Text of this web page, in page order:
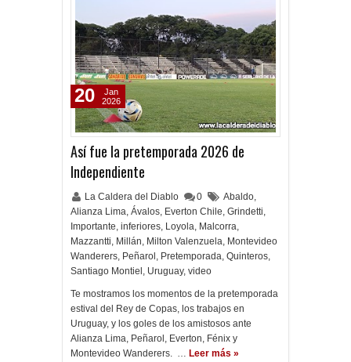
Así fue la pretemporada 2026 de
Independiente
La Caldera del Diablo 0 Abaldo,
Alianza Lima, Ávalos, Everton Chile, Grindetti,
Importante, inferiores, Loyola, Malcorra,
Mazzantti, Millán, Milton Valenzuela, Montevideo
Wanderers, Peñarol , Pretemporada, Quinteros,
Santiago Montiel , Uruguay, video
Te mostramos los momentos de la pretemporada
estival del Rey de Copas, los trabajos en
Uruguay, y los goles de los amistosos ante
Alianza Lima, Peñarol, Everton, Fénix y
Montevideo Wanderers. … Leer más »
20
Jan
2026